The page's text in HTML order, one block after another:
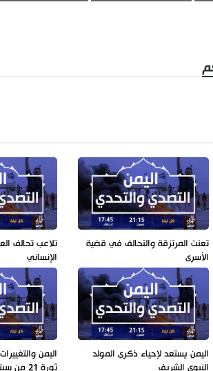
تعنت المرتزقة والتحالف في قضية
الأسرى
تلاعب تحالف
الإنساني
اليمن يستعد لإحياء ذكرى المولد
النبوي الشريف
اليمن
ثورة 21 من سبتمبر